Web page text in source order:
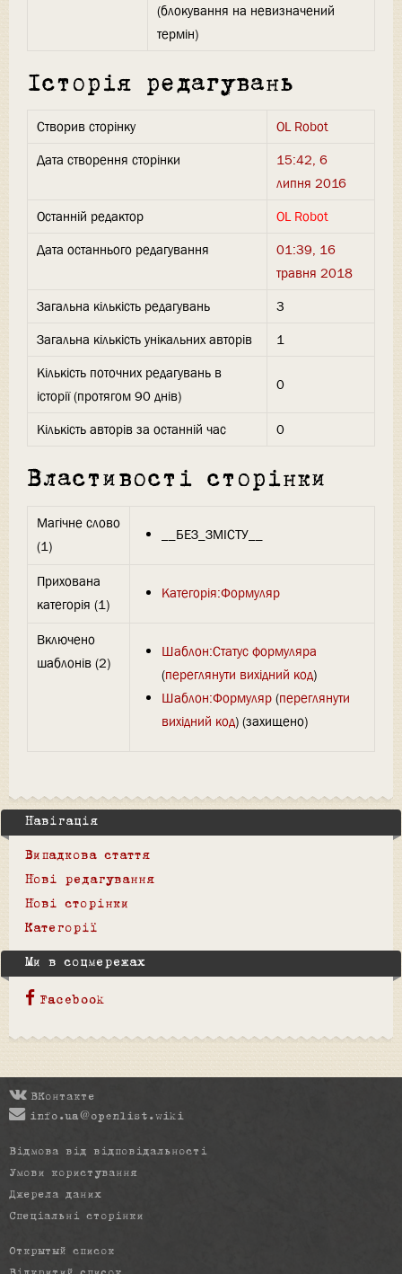
(блокування на невизначений
термін)
Історія редагувань
Створив сторінку
OL Robot
Дата створення сторінки
15:42, 6
липня 2016
Останній редактор
OL Robot
Дата останнього редагування
01:39, 16
травня 2018
Загальна кількість редагувань
3
Загальна кількість унікальних авторів
1
Кількість поточних редагувань в
історії (протягом 90 днів)
0
Кількість авторів за останній час 0
Властивості сторінки
Магічне слово
(1)
__БЕЗ_ЗМІСТУ__
Прихована
категорія (1)
Категорія:Формуляр
Включено
шаблонів (2)
Шаблон:Статус формуляра
(переглянути вихідний код)
Шаблон:Формуляр(переглянути
вихідний код) (захищено)
Навігація
Випадкова стаття
Нові редагування
Нові сторінки
Категорії
Ми в соцмережах
Facebook
ВКонтакте
info.ua@openlist.wiki
Відмова від відповідальності
Умови користування
Джерела даних
Спеціальні сторінки
Открытый список